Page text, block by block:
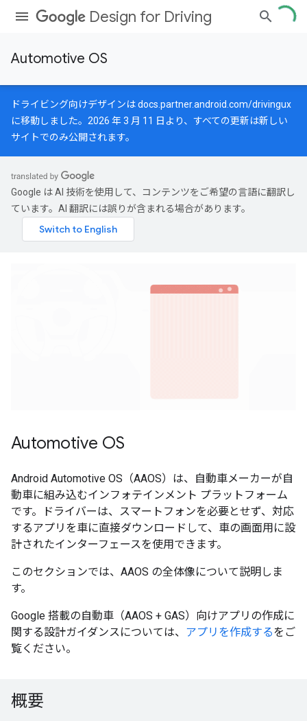
Design for Driving
Automotive OS
ドライビング向けデザインはdocs.partner.android.com/drivingux
に移動しました。2026 年 3 月 11 日より、すべての更新は新しい
サイトでのみ公開されます。
Google は AI 技術を使用して、コンテンツをご希望の言語に翻訳し
ています。AI 翻訳には誤りが含まれる場合があります。
Automotive OS
Android Automotive OS（AAOS）は、自動車メーカーが自
動車に組み込むインフォテインメント プラットフォーム
です。ドライバーは、スマートフォンを必要とせず、対応
するアプリを車に直接ダウンロードして、車の画面用に設
計されたインターフェースを使用できます。
このセクションでは、AAOS の全体像について説明しま
す。
Google 搭載の自動車（AAOS + GAS）向けアプリの作成に
関する設計ガイダンスについては、 アプリを作成するをご
覧ください。
概要